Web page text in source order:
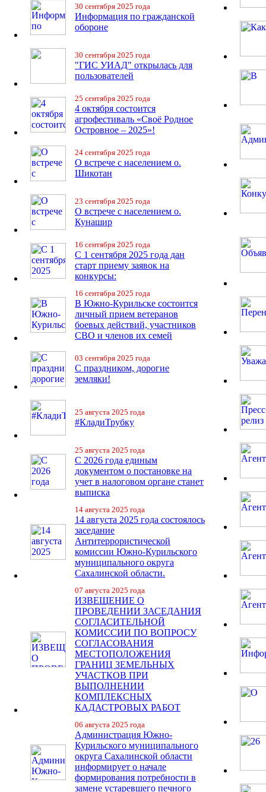
30 сентября 2025 года
Информация по гражданской
обороне
30 сентября 2025 года
"ГИС УИАД" открылась для
пользователей
25 сентября 2025 года
4 октября состоится
агрофестиваль «Своё Родное
Островное – 2025»!
24 сентября 2025 года
О встрече с населением о.
Шикотан
23 сентября 2025 года
О встрече с населением о.
Кунашир
16 сентября 2025 года
С 1 сентября 2025 года дан
старт приему заявок на
конкурсы:
16 сентября 2025 года
В Южно-Курильске состоится
личный прием ветеранов
боевых действий, участников
СВО и членов их семей
03 сентября 2025 года
С праздником, дорогие
земляки!
25 августа 2025 года
#КладиТрубку
25 августа 2025 года
С 2026 года единым
документом о постановке на
учет в налоговом органе станет
выписка
14 августа 2025 года
14 августа 2025 года состоялось
заседание
Антитеррористической
комиссии Южно-Курильского
муниципального округа
Сахалинской области.
07 августа 2025 года
ИЗВЕЩЕНИЕ О
ПРОВЕДЕНИИ ЗАСЕДАНИЯ
СОГЛАСИТЕЛЬНОЙ
КОМИССИИ ПО ВОПРОСУ
СОГЛАСОВАНИЯ
МЕСТОПОЛОЖЕНИЯ
ГРАНИЦ ЗЕМЕЛЬНЫХ
УЧАСТКОВ ПРИ
ВЫПОЛНЕНИИ
КОМПЛЕКСНЫХ
КАДАСТРОВЫХ РАБОТ
06 августа 2025 года
Администрация Южно-
Курильского муниципального
округа Сахалинской области
информирует о начале
формирования потребности в
замене устаревшего печного